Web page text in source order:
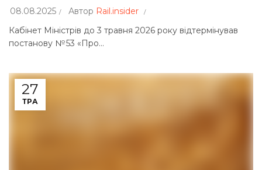
08.08.2025 Автор Rail.insider
Кабінет Міністрів до 3 травня 2026 року відтермінував
постанову № 53 «Про...
27
ТРА